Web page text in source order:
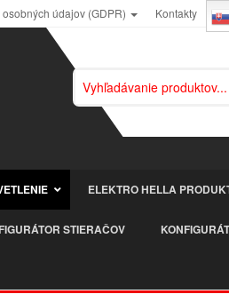
údajov (GDPR) Kontakty
ELEKTRO HELLA
STIERAČOV